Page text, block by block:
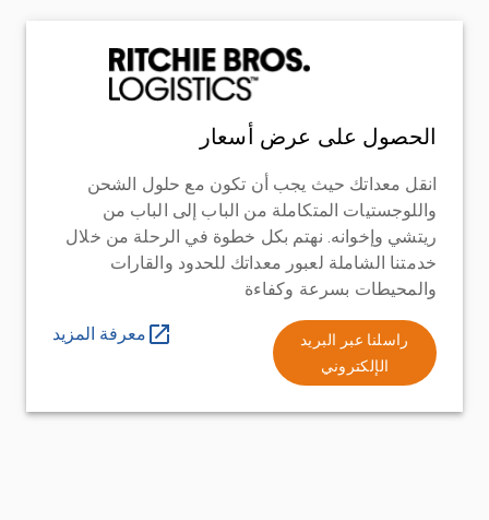
الحصول على عرض أسعار
انقل معداتك حيث يجب أن تكون مع حلول الشحن
واللوجستيات المتكاملة من الباب إلى الباب من
ريتشي وإخوانه. نهتم بكل خطوة في الرحلة من خلال
خدمتنا الشاملة لعبور معداتك للحدود والقارات
والمحيطات بسرعة وكفاءة
راسلنا عبر البريد
الإلكتروني
معرفة المزيد